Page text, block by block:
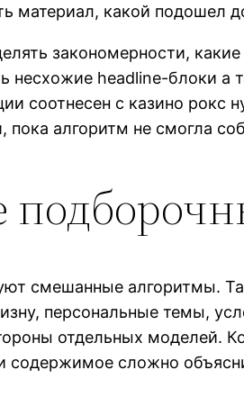
материал, какой подошел
закономерности,
headline-блоки а
соотнесен с казино
алгоритм не смогла
смешанные алгоритмы.
персональные темы,
отдельных моделей.
содержимое сложно